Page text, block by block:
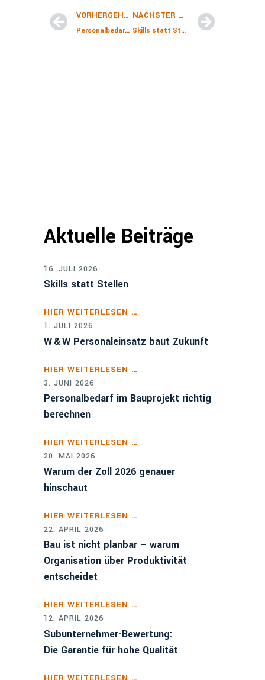
VORHERGEHENDER BEITRAG
Personalbedarf im Bauprojekt richtig berechnen
NÄCHSTER BEITRAG
Skills statt Stellen
Aktuelle Beiträge
16. JULI 2026
Skills statt Stellen
HIER WEITERLESEN …
1. JULI 2026
W & W Personaleinsatz baut Zukunft
HIER WEITERLESEN …
3. JUNI 2026
Personalbedarf im Bauprojekt richtig
berechnen
HIER WEITERLESEN …
20. MAI 2026
Warum der Zoll 2026 genauer
hinschaut
HIER WEITERLESEN …
22. APRIL 2026
Bau ist nicht planbar – warum
Organisation über Produktivität
entscheidet
HIER WEITERLESEN …
12. APRIL 2026
Subunternehmer-Bewertung:
Die Garantie für hohe Qualität
HIER WEITERLESEN …